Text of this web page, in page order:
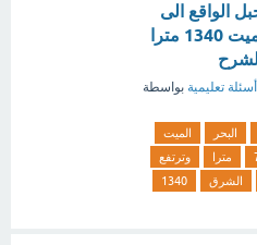
الواقع الى
الشرق من البحر الميت 1340 مترا
أسئلة تعليمية بواسطة
البحر
الميت
مترا
وترتفع
الشرق
1340